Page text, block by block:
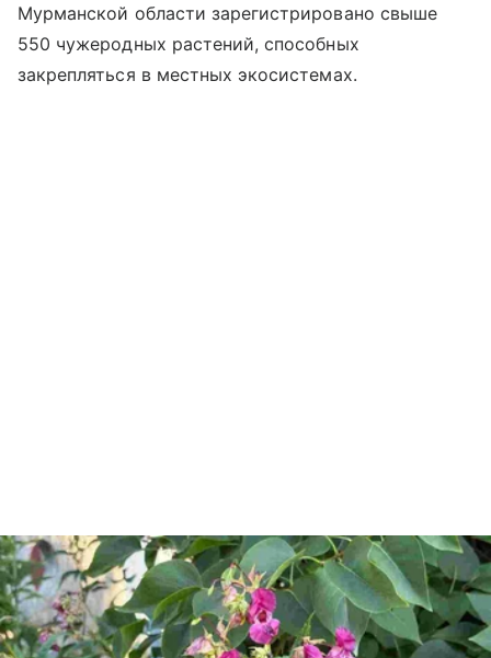
Мурманской области зарегистрировано свыше
550 чужеродных растений, способных
закрепляться в местных экосистемах.